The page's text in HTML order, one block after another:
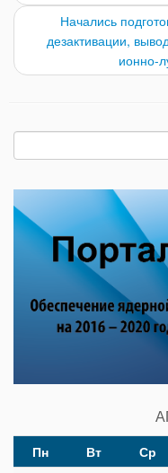
Начались
дезактивации,
ионно-
Пн Вт Ср